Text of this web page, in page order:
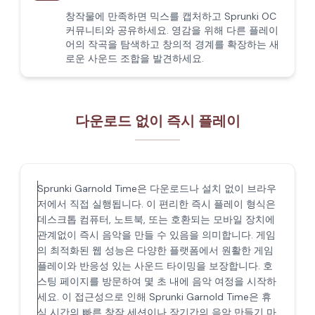
창작물에 만족하면 믹스를 캡처하고 Sprunki OC
커뮤니티와 공유하세요. 영감을 위해 다른 플레이
어의 작곡을 탐색하고 창의적 경계를 확장하는 새
로운 사운드 조합을 발견하세요.
다운로드 없이 즉시 플레이
Sprunki Garnold Time은 다운로드나 설치 없이 브라우
저에서 직접 실행됩니다. 이 편리한 즉시 플레이 형식은
데스크톱 컴퓨터, 노트북, 또는 호환되는 모바일 장치에
관계없이 즉시 음악을 만들 수 있음을 의미합니다. 게임
의 최적화된 웹 성능은 다양한 플랫폼에서 원활한 게임
플레이와 반응성 있는 사운드 타이밍을 보장합니다. 호
스팅 페이지를 방문하여 몇 초 내에 음악 여정을 시작하
세요. 이 접근성으로 인해 Sprunki Garnold Time은 휴
식 시간의 빠른 창작 세션이나 장기간의 음악 만들기 마